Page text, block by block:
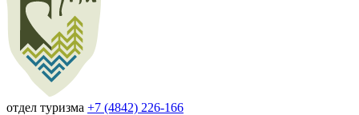
отдел туризма +7 (4842) 226-166